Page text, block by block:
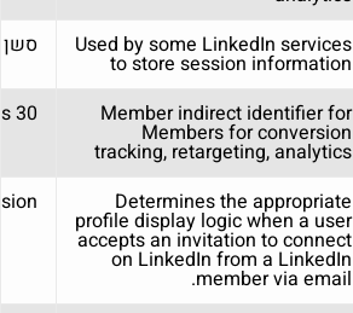
Used by some LinkedIn services
to store session information
סשן
Member indirect identifier for
Members for conversion
tracking, retargeting, analytics
30 days
Determines the appropriate
profile display logic when a user
accepts an invitation to connect
on LinkedIn from a LinkedIn
member via email.